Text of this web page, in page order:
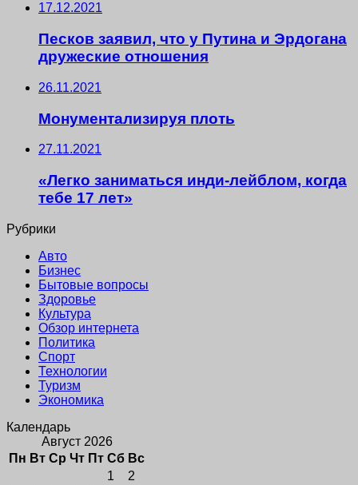
17.12.2021
Песков заявил, что у Путина и Эрдогана
дружеские отношения
26.11.2021
Монументализируя плоть
27.11.2021
«Легко заниматься инди-лейблом, когда
тебе 17 лет»
Рубрики
Авто
Бизнес
Бытовые вопросы
Здоровье
Культура
Обзор интернета
Политика
Спорт
Технологии
Туризм
Экономика
Календарь
Август 2026
Пн Вт Ср Чт Пт Сб Вс
1
2